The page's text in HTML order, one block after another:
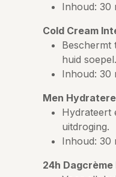
Inhoud: 30
Cold Cream
Beschermt
huid soepel.
Inhoud: 30
Men
Hydrateert
uitdroging.
Inhoud: 30
24h